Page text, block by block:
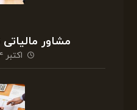
مشاور
اکتبر ۱۴, ۲۰۲۰